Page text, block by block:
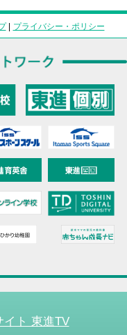
| プライバシー・ポリシー
イト 東進TV